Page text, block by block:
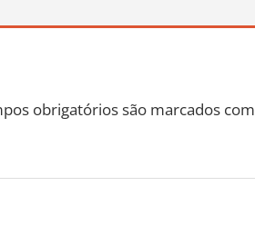
obrigatórios são marcados com